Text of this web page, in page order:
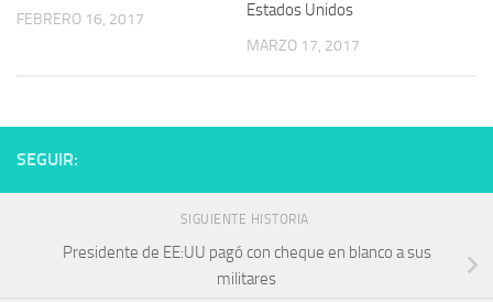
FEBRERO 16, 2017
Estados Unidos
MARZO 17, 2017
SEGUIR:
SIGUIENTE HISTORIA
Presidente de EE:UU pagó con cheque en blanco a sus
militares